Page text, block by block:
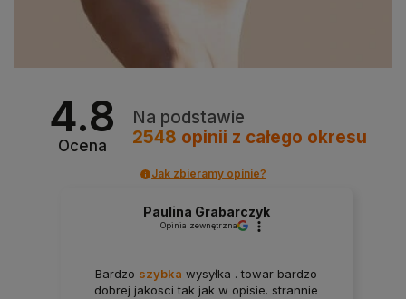
4.8
Ocena
Na podstawie
2548 opinii z całego okresu
Jak zbieramy opinie?
Paulina Grabarczyk
Opinia zewnętrzna
Bardzo szybka wysyłka . towar bardzo
dobrej jakosci tak jak w opisie. strannie